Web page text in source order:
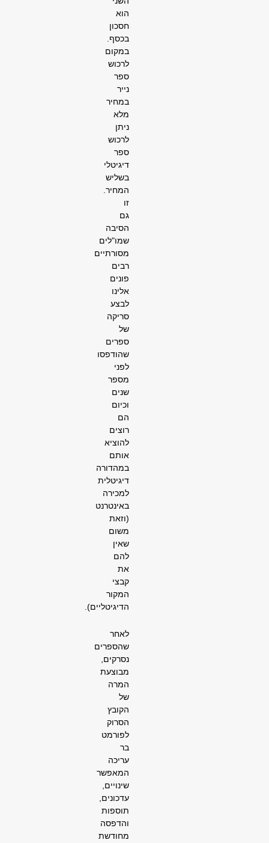
הוא
חסכון
בכסף.
במקום
לרכוש
ספר
נייר
במחיר
מלא
ניתן
לרכוש
ספר
דיגיטלי
בשליש
המחיר.
זו
גם
הסיבה
שמו"לים
מסורתיים
רבים
פונים
אלינו
לבצע
סריקה
של
ספרים
שהודפסו
לפני
מספר
שנים
וכיום
הם
רוצים
להוציא
אותם
במהדורה
דיגיטלית
למכירה
באינטרנט
(וזאת
משום
שאין
להם
את
קבצי
המקור
הדיגיטליים).
לאחר
שהספרים
נסרקים,
מבוצעת
המרה
של
הקובץ
הסרוק
לפורמט
בר
עריכה
המאפשר
שינויים,
עדכונים,
תוספות
והדפסה
מחודשת